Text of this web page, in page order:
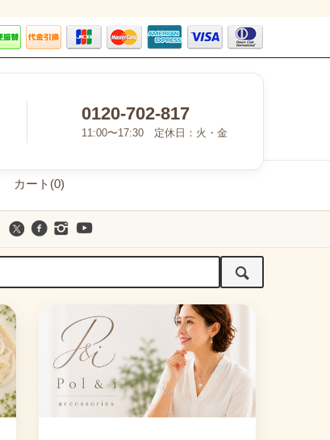
0120-702-817
11:00〜17:30 定休日：火・金
カート(0)